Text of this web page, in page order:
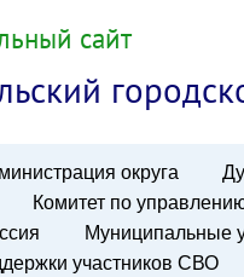
сайт
округа
Комитет по
Муниципальные
участников СВО